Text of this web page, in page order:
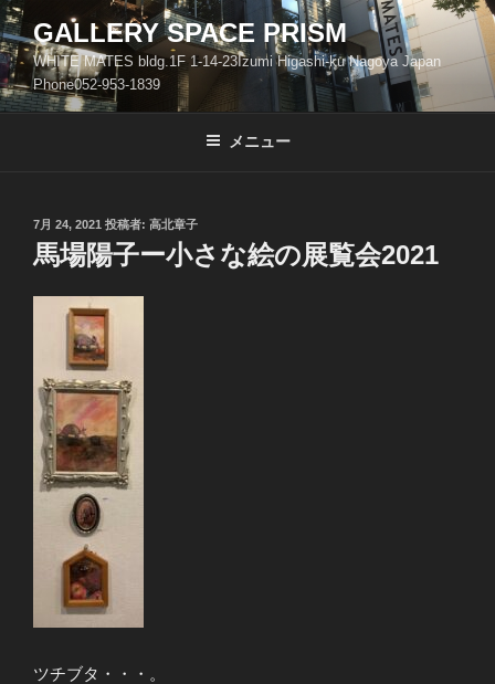
コ
ン
テ
ン
ツ
GALLERY SPACE PRISM
WHITE MATES bldg.1F 1-14-23Izumi Higashi-ku Nagoya Japan
Phone052-953-1839
メニュー
投
稿
日:
7月 24, 2021 投稿者: 高北章子
馬場陽子ー小さな絵の展覧会2021
ツチブタ・・・。